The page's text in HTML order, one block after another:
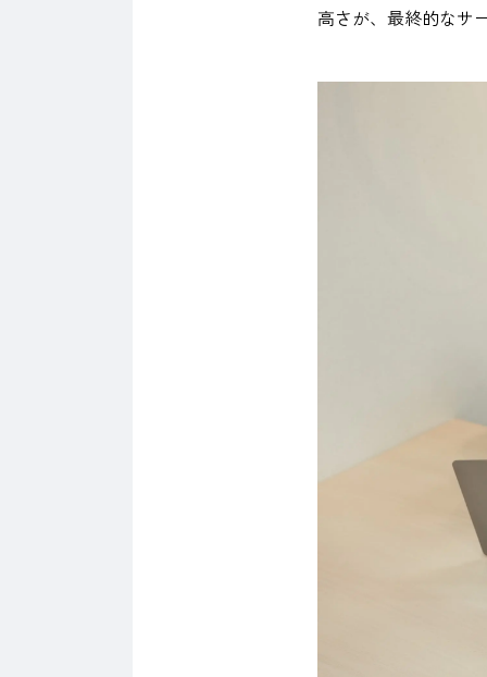
高さが、最終的なサ